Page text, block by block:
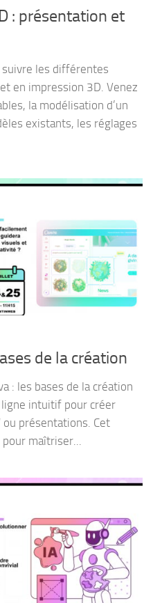
: présentation et
suivre les différentes
en impression 3D. Venez
la modélisation d’un
existants, les réglages
de la création
: les bases de la création
ligne intuitif pour créer
présentations. Cet
pour maîtriser...